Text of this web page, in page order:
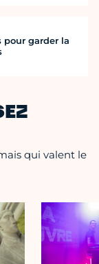
pour garder la
qui valent le